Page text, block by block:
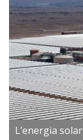
L’energia